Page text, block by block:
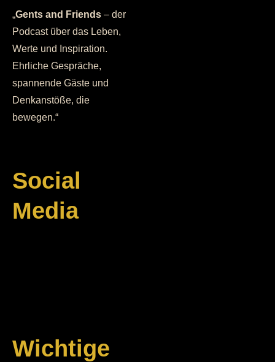
„Gents and Friends – der
Podcast über das Leben,
Werte und Inspiration.
Ehrliche Gespräche,
spannende Gäste und
Denkanstöße, die
bewegen.“
Social
Media
Wichtige